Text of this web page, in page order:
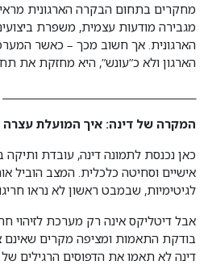
מחקרים בתחום הבקרה הארגונית
מגבירה מודעות עצמית, משפרת
הארגונית. אך חשוב מכך – כאשר
הארגון ולא כ”עונש”, היא מחזקת את
המקרה של דינה: איך המועלת
כאן נכנסת לתמונה דינה, עובדת
אישיים וסחיטה כלכלית. המצב הוביל
לגיטימיות, שבמבט ראשון לא נראו
אבל דיטליקס אינה רק מערכת לזיהוי
בודקת התאמות ומציפה מקרים שאינם
דינה לא תאמו את הדפוסים הרגילים